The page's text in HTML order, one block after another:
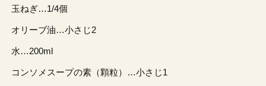
玉ねぎ…1/4個
オリーブ油…小さじ2
水…200ml
コンソメスープの素（顆粒）…小さじ1